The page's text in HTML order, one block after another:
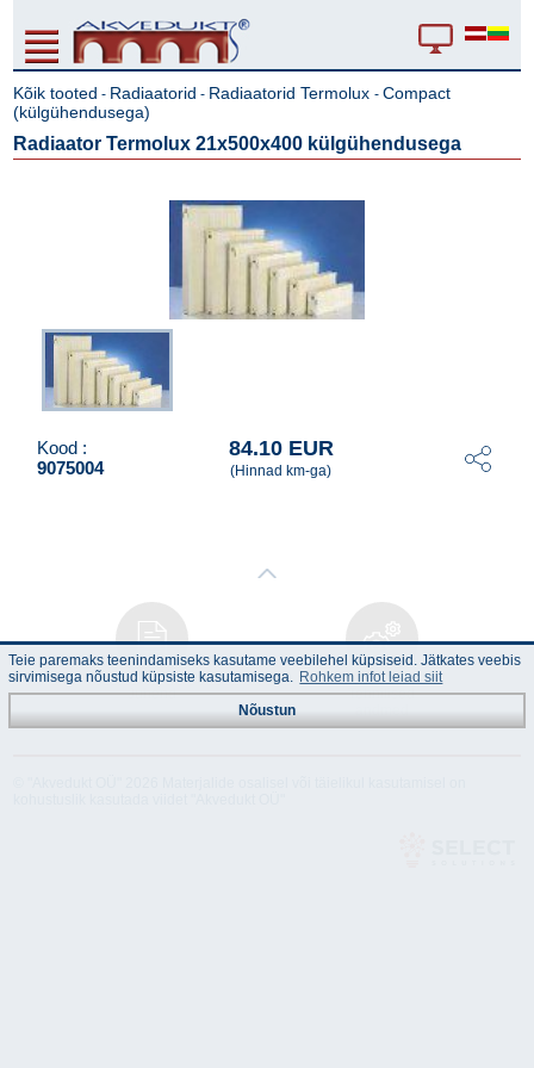
Kõik tooted - Radiaatorid - Radiaatorid Termolux-Compact
(külgühendusega)
Radiaator Termolux 21x500x400 külgühendusega
Kood :
9075004
84.10 EUR
(Hinnad km-ga)
Juhend
Tehnilised
Teie paremaks teenindamiseks kasutame veebilehel küpsiseid. Jätkates veebis
sirvimisega nõustud küpsiste kasutamisega. Rohkem infot leiad siit
Nõustun